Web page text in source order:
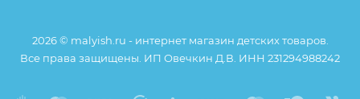
2026 © malyish.ru - интернет магазин детских товаров.
Все права защищены. ИП Овечкин Д.В. ИНН 231294988242